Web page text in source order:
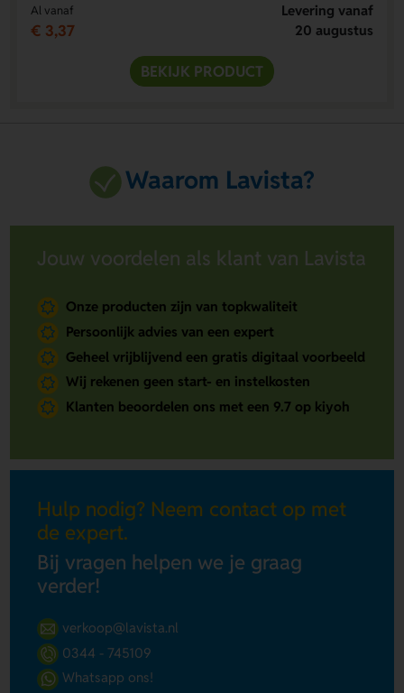
Al vanaf
€ 3,37
Levering vanaf
20 augustus
BEKIJK PRODUCT
Waarom Lavista?
Jouw voordelen als klant van Lavista
Onze producten zijn van topkwaliteit
Persoonlijk advies van een expert
Geheel vrijblijvend een gratis digitaal voorbeeld
Wij rekenen geen start- en instelkosten
Klanten beoordelen ons met een 9.7 op kiyoh
Hulp nodig? Neem contact op met
de expert.
Bij vragen helpen we je graag
verder!
verkoop@lavista.nl
0344 - 745109
Whatsapp ons!